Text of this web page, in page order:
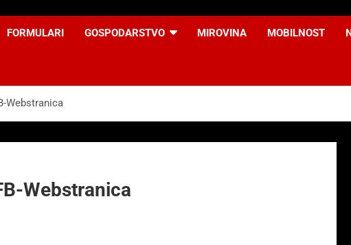
FORMULARI GOSPODARSTVO MIROVINA MOBILNOST
Webstranica
Webstranica